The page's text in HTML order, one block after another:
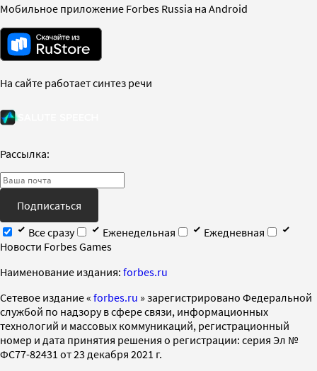
Мобильное приложение Forbes Russia на Android
На сайте работает синтез речи
Рассылка:
Подписаться
Все сразу
Еженедельная
Ежедневная
Новости Forbes Games
Наименование издания: forbes.ru
Cетевое издание « forbes.ru » зарегистрировано Федеральной
службой по надзору в сфере связи, информационных
технологий и массовых коммуникаций, регистрационный
номер и дата принятия решения о регистрации: серия Эл №
ФС77-82431 от 23 декабря 2021 г.